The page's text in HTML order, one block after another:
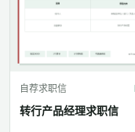
自荐求职信
转行产品经理求职信